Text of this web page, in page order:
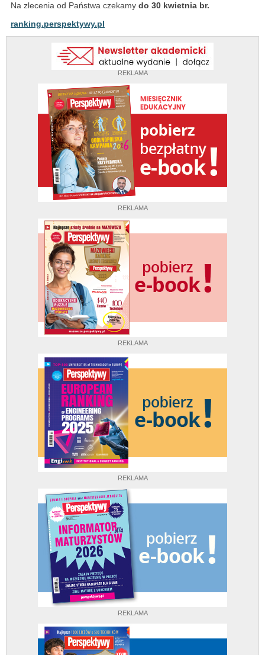
REKLAMA
REKLAMA
REKLAMA
REKLAMA
REKLAMA
Na zlecenia od Państwa czekamy do 30 kwietnia br.
ranking.perspektywy.pl